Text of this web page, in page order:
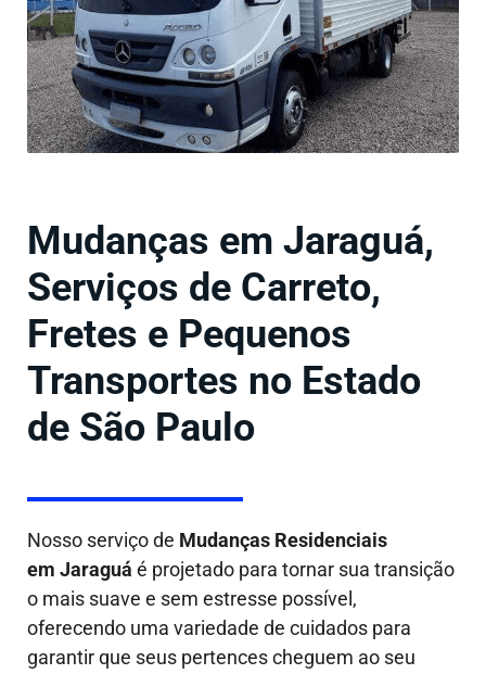
Mudanças em Jaraguá,
Serviços de Carreto,
Fretes e Pequenos
Transportes no Estado
de São Paulo
Nosso serviço de Mudanças Residenciais
em Jaraguá é projetado para tornar sua transição
o mais suave e sem estresse possível,
oferecendo uma variedade de cuidados para
garantir que seus pertences cheguem ao seu